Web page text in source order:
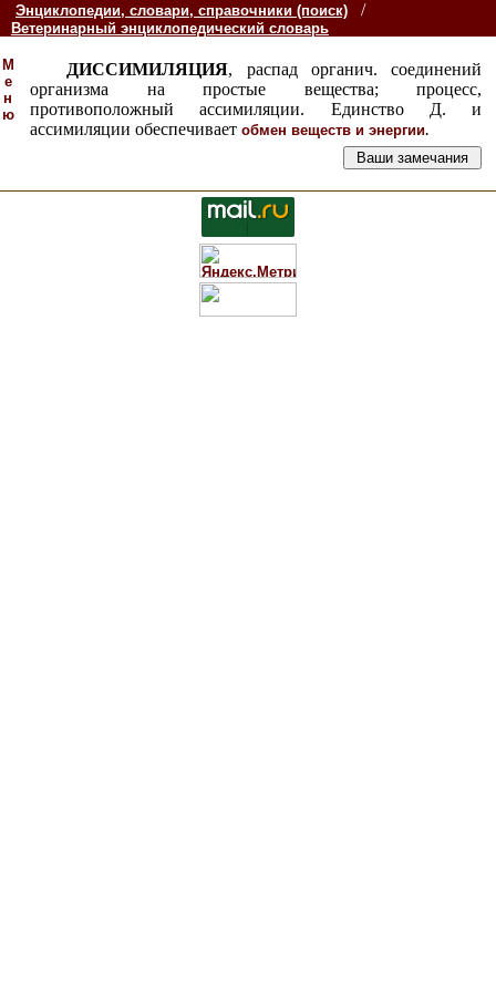
Энциклопедии, словари, справочники (поиск) /
Ветеринарный энциклопедический словарь
М
е
н
ю
ДИССИМИЛЯЦИЯ, распад органич. соединений
организма на простые вещества; процесс,
противоположный ассимиляции. Единство Д. и
ассимиляции обеспечивает обмен веществ и энергии.